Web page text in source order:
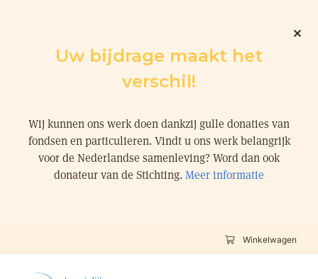
Uw bijdrage maakt het
verschil!
Wij kunnen ons werk doen dankzij gulle donaties van
fondsen en particulieren. Vindt u ons werk belangrijk
voor de Nederlandse samenleving? Word dan ook
donateur van de Stichting. Meer informatie
Winkelwagen